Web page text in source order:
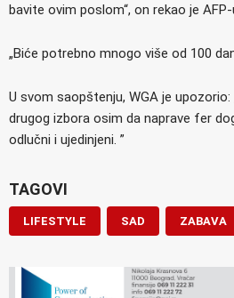
bavite ovim poslom“, on rekao je AFP-
„Biće potrebno mnogo više od 100
U svom saopštenju, WGA je upozorio:
drugog izbora osim da naprave fer
odlučni i ujedinjeni. ”
TAGOVI
LIFESTYLE SAD ZABAVA